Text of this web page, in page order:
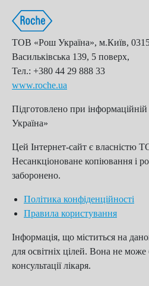
ТОВ «Рош Україна», м.Київ,
Васильківська 139, 5 поверх,
Тел.: +380 44 29 888 33
www.roche.ua
Підготовлено при
Україна»
Цей Інтернет-сайт є власністю
Несанкціоноване копіювання і
заборонено.
Політика конфіденційності
Правила користування
Інформація, що міститься на
для освітніх цілей. Вона не може
консультації лікаря.